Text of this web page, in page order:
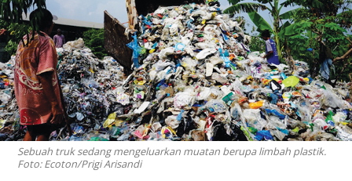
Sebuah truk sedang mengeluarkan muatan berupa limbah plastik.
Foto: Ecoton/Prigi Arisandi